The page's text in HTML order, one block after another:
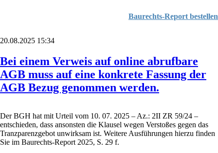
Baurechts-Report bestellen
20.08.2025 15:34
Bei einem Verweis auf online abrufbare
AGB muss auf eine konkrete Fassung der
AGB Bezug genommen werden.
Der BGH hat mit Urteil vom 10. 07. 2025 – Az.: 2II ZR 59/24 –
entschieden, dass ansonsten die Klausel wegen Verstoßes gegen das
Tranzparenzgebot unwirksam ist. Weitere Ausführungen hierzu finden
Sie im Baurechts-Report 2025, S. 29 f.